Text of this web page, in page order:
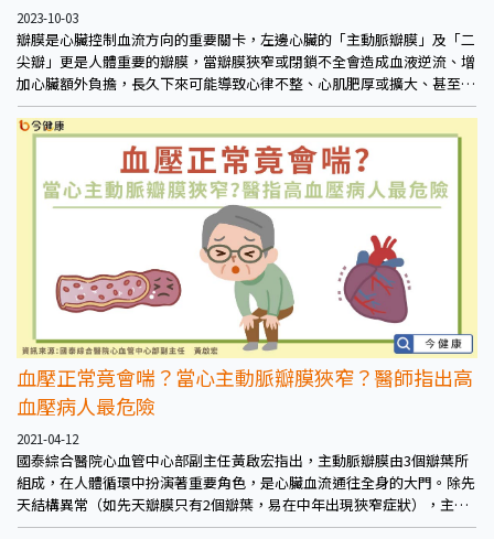
2023-10-03
瓣膜是心臟控制血流方向的重要關卡，左邊心臟的「主動脈瓣膜」及「二
尖瓣」更是人體重要的瓣膜，當瓣膜狹窄或閉鎖不全會造成血液逆流、增
加心臟額外負擔，長久下來可能導致心律不整、心肌肥厚或擴大、甚至心
臟衰竭、中風等風險，務必及早與醫師討論後續治療策略，以遠離併發症
威脅。
血壓正常竟會喘？當心主動脈瓣膜狹窄？醫師指出高
血壓病人最危險
2021-04-12
國泰綜合醫院心血管中心部副主任黃啟宏指出，主動脈瓣膜由3個瓣葉所
組成，在人體循環中扮演著重要角色，是心臟血流通往全身的大門。除先
天結構異常（如先天瓣膜只有2個瓣葉，易在中年出現狹窄症狀），主動
脈瓣膜會隨著年齡增長鈣化，進而狹窄，開口愈來愈小，心臟能輸出的血